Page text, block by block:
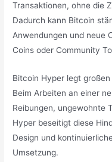
Transaktionen, ohne die
Dadurch kann Bitcoin
Anwendungen und neue
Coins oder Community
Bitcoin Hyper legt
Beim Arbeiten an einer
Reibungen, ungewohnte
Hyper beseitigt diese
Design und
Umsetzung.